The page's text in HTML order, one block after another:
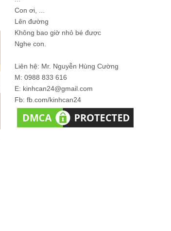
Con ơi, ...
Lên đường
Không bao giờ nhỏ bé được
Nghe con.
Liên hệ: Mr. Nguyễn Hùng Cường
M: 0988 833 616
E: kinhcan24@gmail.com
Fb: fb.com/kinhcan24